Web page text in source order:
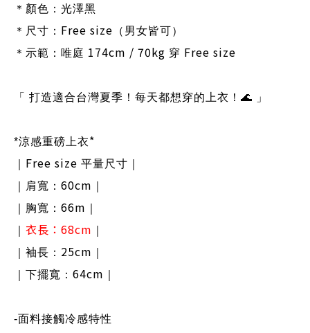
＊顏色： 光澤黑
＊尺寸： Free size （男女皆可）
＊示範：唯庭 174cm / 70kg 穿 Free size
「 打造適合台灣夏季！每天都想穿的上衣！ 🌊 」
*涼感重磅上衣*
Free size 平量尺寸｜
｜肩寬： 60cm
｜胸寬： 66m
衣長： 68cm
｜袖長： 25cm
｜下擺寬： 64cm
-面料接觸冷感特性